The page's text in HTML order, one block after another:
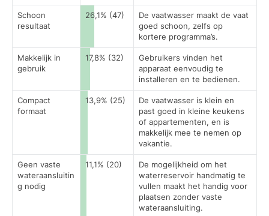
Schoon
resultaat
26,1% (47)
De vaatwasser maakt de vaat
goed schoon, zelfs op
kortere programma’s.
Makkelijk in
gebruik
17,8% (32)
Gebruikers vinden het
apparaat eenvoudig te
installeren en te bedienen.
Compact
formaat
13,9% (25)
De vaatwasser is klein en
past goed in kleine keukens
of appartementen, en is
makkelijk mee te nemen op
vakantie.
Geen vaste
wateraansluitin
g nodig
11,1% (20)
De mogelijkheid om het
waterreservoir handmatig te
vullen maakt het handig voor
plaatsen zonder vaste
wateraansluiting.